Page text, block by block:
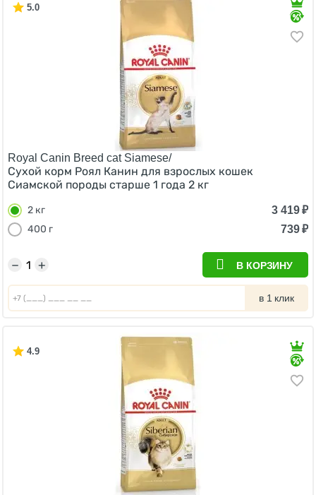
5.0
Royal Canin Breed cat Siamese/
Сухой корм Роял Канин для взрослых кошек
Сиамской породы старше 1 года 2 кг
2 кг 3 419₽
400 г
739₽
+
− В КОРЗИНУ
в 1 клик
4.9